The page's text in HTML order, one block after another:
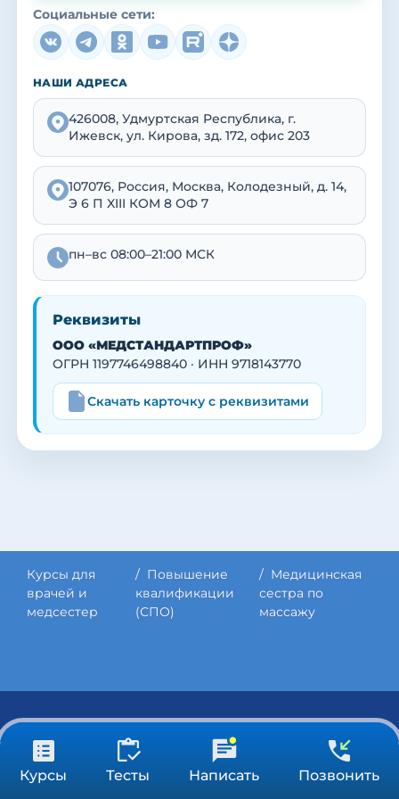
Курсы Тесты Написать Позвонить
Социальные сети:
НАШИ АДРЕСА
426008, Удмуртская Республика, г.
Ижевск, ул. Кирова, зд. 172, офис 203
107076, Россия, Москва, Колодезный, д. 14,
Э 6 П XIII КОМ 8 ОФ 7
пн–вс 08:00–21:00 МСК
Реквизиты
ООО «МЕДСТАНДАРТПРОФ»
ОГРН 1197746498840 · ИНН 9718143770
Скачать карточку с реквизитами
от 3 900 ₽
36/72/144 ч Получить консультацию
Курсы для
врачей и
медсестер
Повышение
квалификации
(СПО)
Медицинская
сестра по
массажу
Разделы сайта
Партнёрская программа